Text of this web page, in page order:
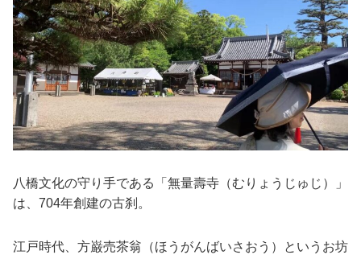
八橋文化の守り手である「無量壽寺（むりょうじゅじ）」
は、704年創建の古刹。
江戸時代、方巌売茶翁（ほうがんばいさおう）というお坊